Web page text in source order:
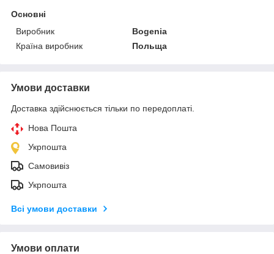
Основні
Виробник
Bogenia
Країна виробник
Польща
Умови доставки
Доставка здійснюється тільки по передоплаті.
Нова Пошта
Укрпошта
Самовивіз
Укрпошта
Всі умови доставки
Умови оплати